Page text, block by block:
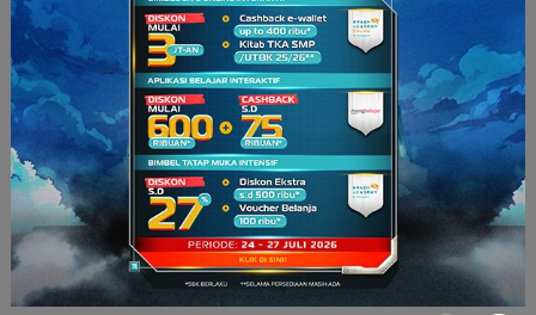
—–
Demikian pembahasan tentang tips dan trik mengajar anak
usia dini ala pengajar masa kini. Semoga pembahasan ini bisa
membantu Anda dalam mengajar anak usia dini lebih efektif.
Ruangguru mengajak Anda untuk menjadi Mitra Pengajar
Ruangguru. Dapatkan penghasilan tambahan dan keuntungan
lainnya menjadi Mitra Pengajar Ruangguru sekarang juga!
Yuk, daftarkan diri Anda dan ajak rekan Anda untuk daftar di
ruangpengajar